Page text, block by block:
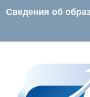
Сведения об